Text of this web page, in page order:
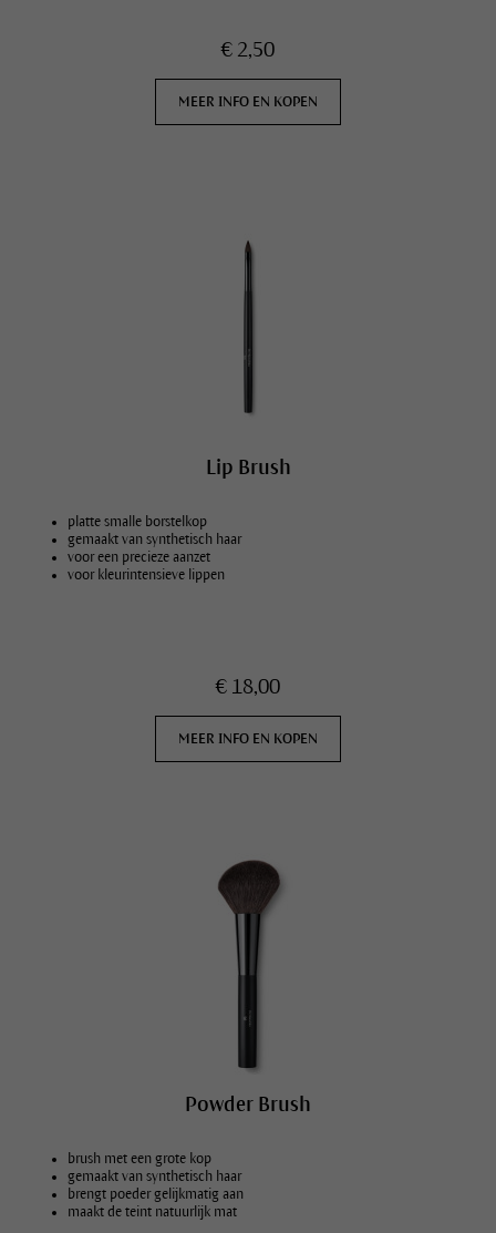
€ 2,50
MEER INFO EN KOPEN
Lip Brush
platte smalle borstelkop
gemaakt van synthetisch haar
voor een precieze aanzet
voor kleurintensieve lippen
€ 18,00
MEER INFO EN KOPEN
Powder Brush
brush met een grote kop
gemaakt van synthetisch haar
brengt poeder gelijkmatig aan
maakt de teint natuurlijk mat